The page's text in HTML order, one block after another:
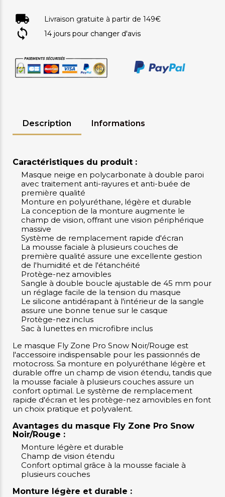
Livraison gratuite à partir de 149€
14 jours pour changer d'avis
Description Informations
Caractéristiques du produit :
Masque neige en polycarbonate à double paroi
avec traitement anti-rayures et anti-buée de
première qualité
Monture en polyuréthane, légère et durable
La conception de la monture augmente le
champ de vision, offrant une vision périphérique
massive
Système de remplacement rapide d'écran
La mousse faciale à plusieurs couches de
première qualité assure une excellente gestion
de l'humidité et de l'étanchéité
Protège-nez amovibles
Sangle à double boucle ajustable de 45 mm pour
un réglage facile de la tension du masque
Le silicone antidérapant à l'intérieur de la sangle
assure une bonne tenue sur le casque
Protège-nez inclus
Sac à lunettes en microfibre inclus
Le masque Fly Zone Pro Snow Noir/Rouge est
l'accessoire indispensable pour les passionnés de
motocross. Sa monture en polyuréthane légère et
durable offre un champ de vision étendu, tandis que
la mousse faciale à plusieurs couches assure un
confort optimal. Le système de remplacement
rapide d'écran et les protège-nez amovibles en font
un choix pratique et polyvalent.
Avantages du masque Fly Zone Pro Snow
Noir/Rouge :
Monture légère et durable
Champ de vision étendu
Confort optimal grâce à la mousse faciale à
plusieurs couches
Monture légère et durable :